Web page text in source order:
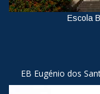
Escola
EB Eugénio dos